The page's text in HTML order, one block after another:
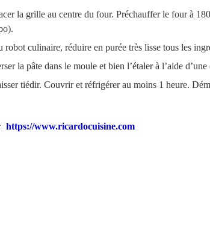
la grille au centre du four. Préchauffer le four à
robot culinaire, réduire en purée très lisse tous les
la pâte dans le moule et bien l’étaler à l’aide
tiédir. Couvrir et réfrigérer au moins 1 heure.
https://www.ricardocuisine.com